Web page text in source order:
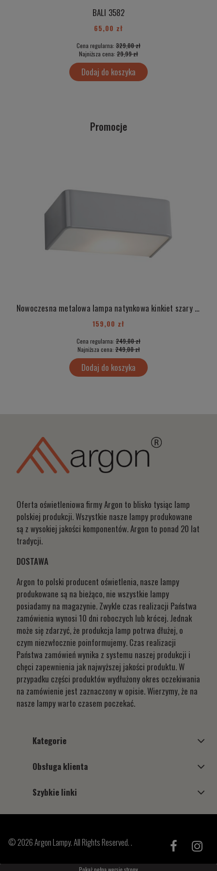
BALI 3582
65,00 zł
Cena regularna: 329,00 zł
Najniższa cena: 29,99 zł
Dodaj do koszyka
Promocje
Nowoczesna metalowa lampa natynkowa kinkiet szary E27 duża RODA 7219
159,00 zł
Cena regularna: 249,00 zł
Najniższa cena:249,00 zł
Dodaj do koszyka
Oferta oświetleniowa firmy Argon to blisko tysiąc lamp
polskiej produkcji. Wszystkie nasze lampy produkowane
są z wysokiej jakości komponentów. Argon to ponad 20 lat
tradycji.
DOSTAWA
Argon to polski producent oświetlenia, nasze lampy
produkowane są na bieżąco, nie wszystkie lampy
posiadamy na magazynie. Zwykle czas realizacji Państwa
zamówienia wynosi 10 dni roboczych lub krócej. Jednak
może się zdarzyć, że produkcja lamp potrwa dłużej, o
czym niezwłocznie poinformujemy. Czas realizacji
Państwa zamówień wynika z systemu naszej produkcji i
chęci zapewnienia jak najwyższej jakości produktu. W
przypadku części produktów wydłużony okres oczekiwania
na zamówienie jest zaznaczony w opisie. Wierzymy, że na
nasze lampy warto czasem poczekać.
Kategorie
Obsługa klienta
Szybkie linki
© 2026 Argon Lampy. All Rights Reserved. .
Pokaż pełną wersję strony